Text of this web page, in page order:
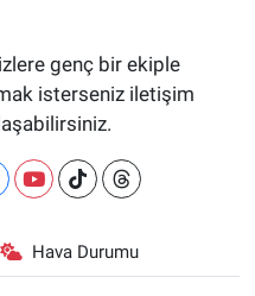
genç bir ekiple
isterseniz iletişim
Hava Durumu